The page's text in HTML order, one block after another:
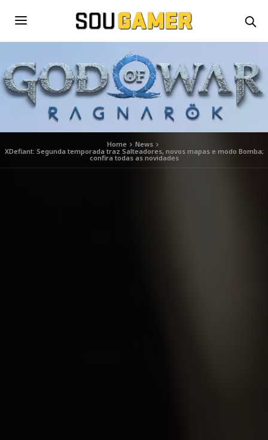
Home
News
XDefiant: Segunda temporada traz Salteadores, novos mapas e modo Bomba;
confira todas as novidades